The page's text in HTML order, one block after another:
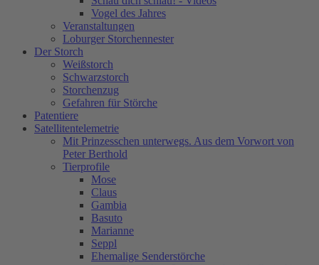
Vogel des Jahres
Veranstaltungen
Loburger Storchennester
Der Storch
Weißstorch
Schwarzstorch
Storchenzug
Gefahren für Störche
Patentiere
Satellitentelemetrie
Mit Prinzesschen unterwegs. Aus dem Vorwort von
Peter Berthold
Tierprofile
Mose
Claus
Gambia
Basuto
Marianne
Seppl
Ehemalige Senderstörche